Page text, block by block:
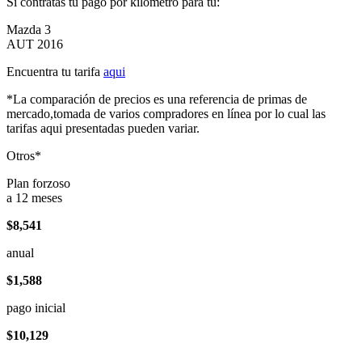
Mazda 3
AUT 2016
Encuentra tu tarifa aqui
*La comparación de precios es una referencia de primas de
mercado,tomada de varios compradores en línea por lo cual las
tarifas aqui presentadas pueden variar.
Otros*
Plan forzoso
a 12 meses
$8,541
anual
$1,588
pago inicial
$10,129